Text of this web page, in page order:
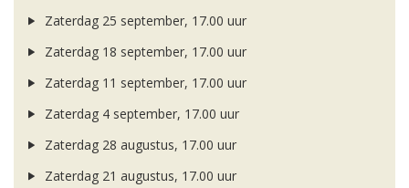
Zaterdag 25 september, 17.00 uur
Zaterdag 18 september, 17.00 uur
Zaterdag 11 september, 17.00 uur
Zaterdag 4 september, 17.00 uur
Zaterdag 28 augustus, 17.00 uur
Zaterdag 21 augustus, 17.00 uur